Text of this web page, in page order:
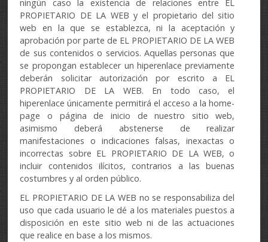
ningún caso la existencia de relaciones entre EL
PROPIETARIO DE LA WEB y el propietario del sitio
web en la que se establezca, ni la aceptación y
aprobación por parte de EL PROPIETARIO DE LA WEB
de sus contenidos o servicios. Aquellas personas que
se propongan establecer un hiperenlace previamente
deberán solicitar autorización por escrito a EL
PROPIETARIO DE LA WEB. En todo caso, el
hiperenlace únicamente permitirá el acceso a la home-
page o página de inicio de nuestro sitio web,
asimismo deberá abstenerse de realizar
manifestaciones o indicaciones falsas, inexactas o
incorrectas sobre EL PROPIETARIO DE LA WEB, o
incluir contenidos ilícitos, contrarios a las buenas
costumbres y al orden público.
EL PROPIETARIO DE LA WEB no se responsabiliza del
uso que cada usuario le dé a los materiales puestos a
disposición en este sitio web ni de las actuaciones
que realice en base a los mismos.